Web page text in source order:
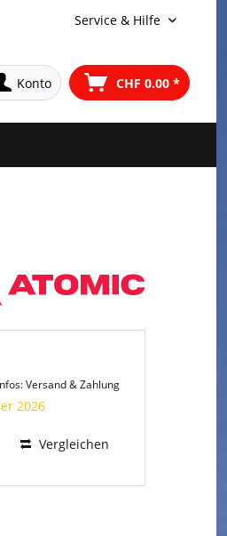
Service & Hilfe
Konto CHF 0.00 *
Versand & Zahlung
2026
Vergleichen